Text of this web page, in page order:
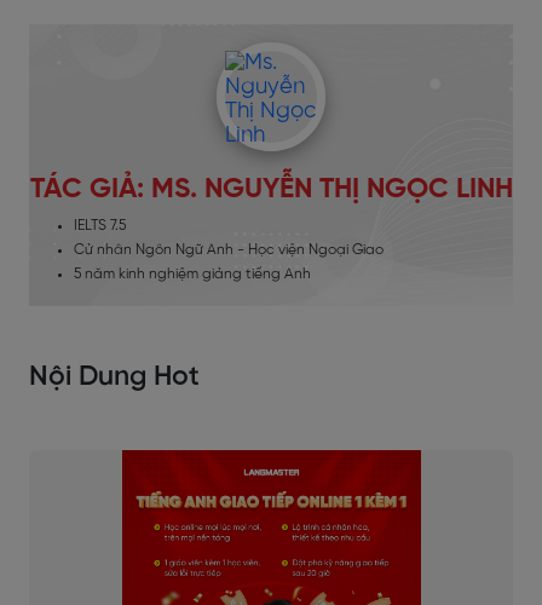
TÁC GIẢ: MS. NGUYỄN THỊ NGỌC LINH
IELTS 7.5
Cử nhân Ngôn Ngữ Anh - Học viện Ngoại Giao
5 năm kinh nghiệm giảng tiếng Anh
Nội Dung Hot